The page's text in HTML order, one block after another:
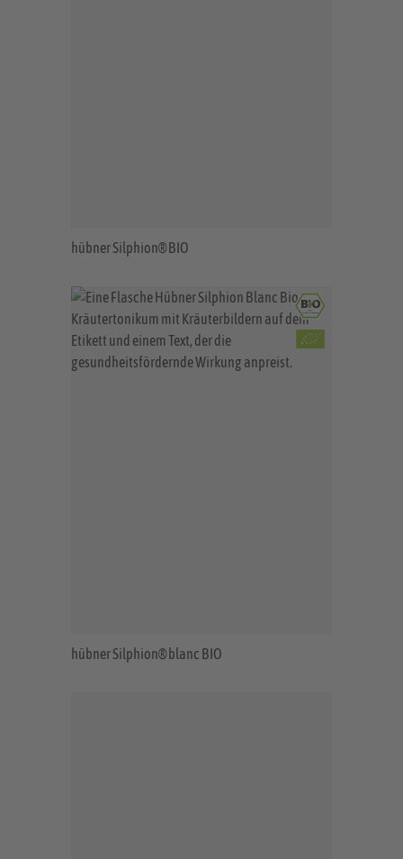
hübner Silphion® BIO
hübner Silphion® blanc BIO